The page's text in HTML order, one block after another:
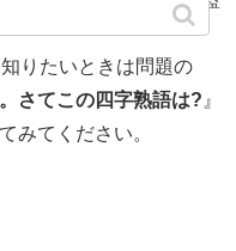
りたいときは問題の
さてこの四字熟語は? 』
みてください。